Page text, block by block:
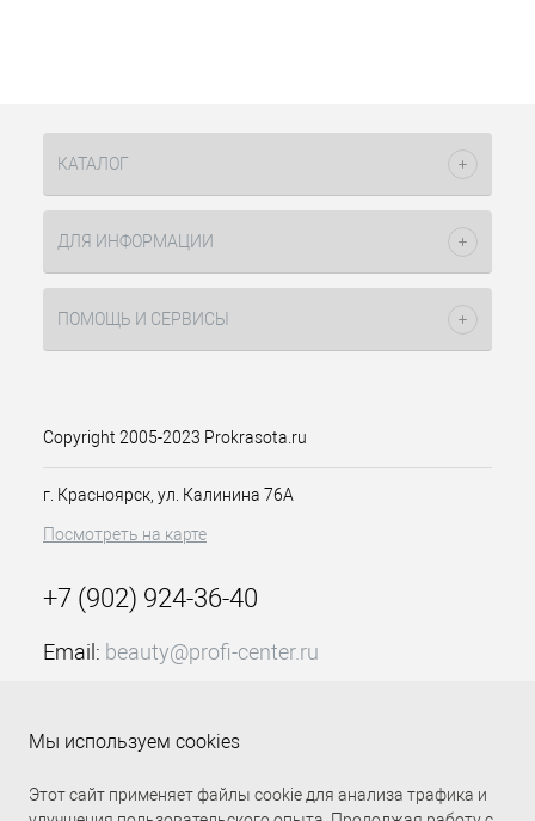
полного закрашивания седины.
структуру седых волос и заполняя
полностью его. Крем-краска для
блондин натуральный 90мл
СоуКолор Бьюти Матрикс
технологий. ColorGrip – обеспечивает
равномерное распределение по всему
волос выровненная и достаточно
веществами. Поэтому была
использована технология Cera-Oil и
питание и укрепление керамидами
Особенности продукта:
100% закрашивания седины
КАТАЛОГ
ДЛЯ ИНФОРМАЦИИ
ПОМОЩЬ И СЕРВИСЫ
Copyright 2005-2023 Prokrasota.ru
г. Красноярск, ул. Калинина 76А
Посмотреть на карте
+7 (902) 924-36-40
Email: beauty@profi-center.ru
Прямая связь Profi Center
Мы используем cookies
Этот сайт применяет файлы cookie для анализа трафика и